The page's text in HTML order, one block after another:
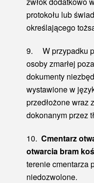
protokołu lub
określającego
9. W przypadku
osoby zmarłej
dokumenty
wystawione w
przedłożone wraz
dokonanym przez
10. Cmentarz
otwarcia bram
terenie cmentarza
niedozwolone.